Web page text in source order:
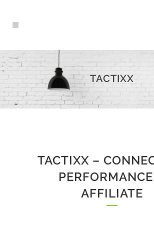
TACTIXX
TACTIXX –
AFFILIATE